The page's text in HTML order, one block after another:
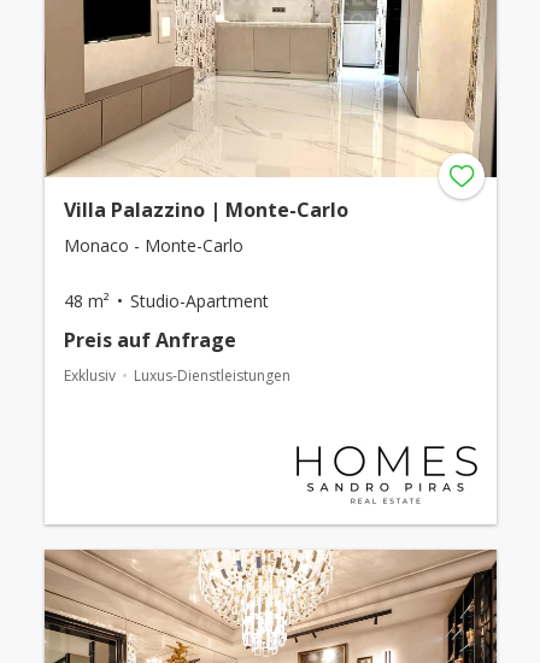
Villa Palazzino | Monte-Carlo
Monaco - Monte-Carlo
48 m² Studio-Apartment
Preis auf Anfrage
Exklusiv Luxus-Dienstleistungen